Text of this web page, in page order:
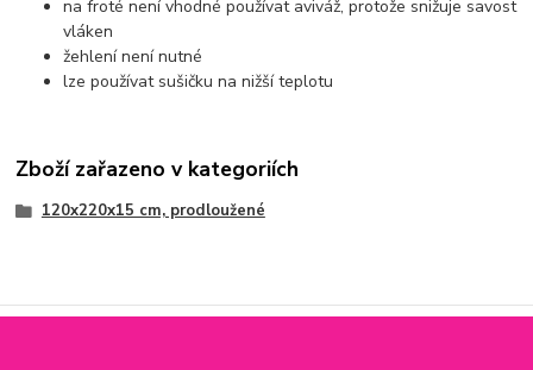
na froté není vhodné používat aviváž, protože snižuje savost
vláken
žehlení není nutné
lze používat sušičku na nižší teplotu
Zboží zařazeno v kategoriích
120x220x15 cm, prodloužené